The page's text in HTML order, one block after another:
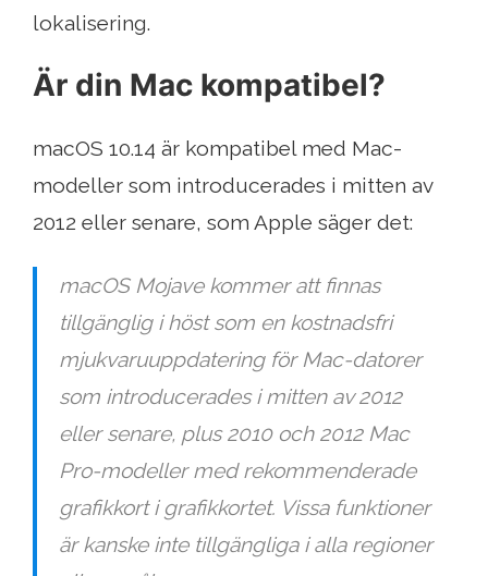
lokalisering.
Är din Mac kompatibel?
macOS 10.14 är kompatibel med Mac-
modeller som introducerades i mitten av
2012 eller senare, som Apple säger det:
macOS Mojave kommer att finnas
tillgänglig i höst som en kostnadsfri
mjukvaruuppdatering för Mac-datorer
som introducerades i mitten av 2012
eller senare, plus 2010 och 2012 Mac
Pro-modeller med rekommenderade
grafikkort i grafikkortet. Vissa funktioner
är kanske inte tillgängliga i alla regioner